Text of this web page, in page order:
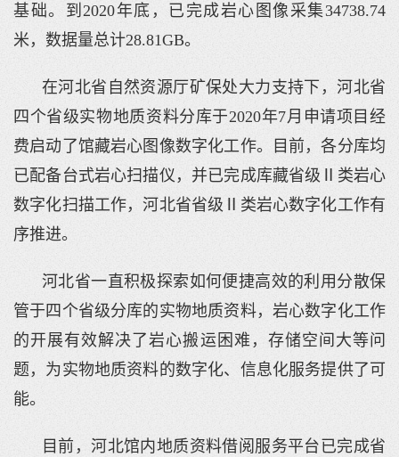
基础。到2020年底，已完成岩心图像采集34738.74
米，数据量总计28.81GB。
在河北省自然资源厅矿保处大力支持下，河北省
四个省级实物地质资料分库于2020年7月申请项目经
费启动了馆藏岩心图像数字化工作。目前，各分库均
已配备台式岩心扫描仪，并已完成库藏省级Ⅱ类岩心
数字化扫描工作，河北省省级Ⅱ类岩心数字化工作有
序推进。
河北省一直积极探索如何便捷高效的利用分散保
管于四个省级分库的实物地质资料，岩心数字化工作
的开展有效解决了岩心搬运困难，存储空间大等问
题，为实物地质资料的数字化、信息化服务提供了可
能。
目前，河北馆内地质资料借阅服务平台已完成省